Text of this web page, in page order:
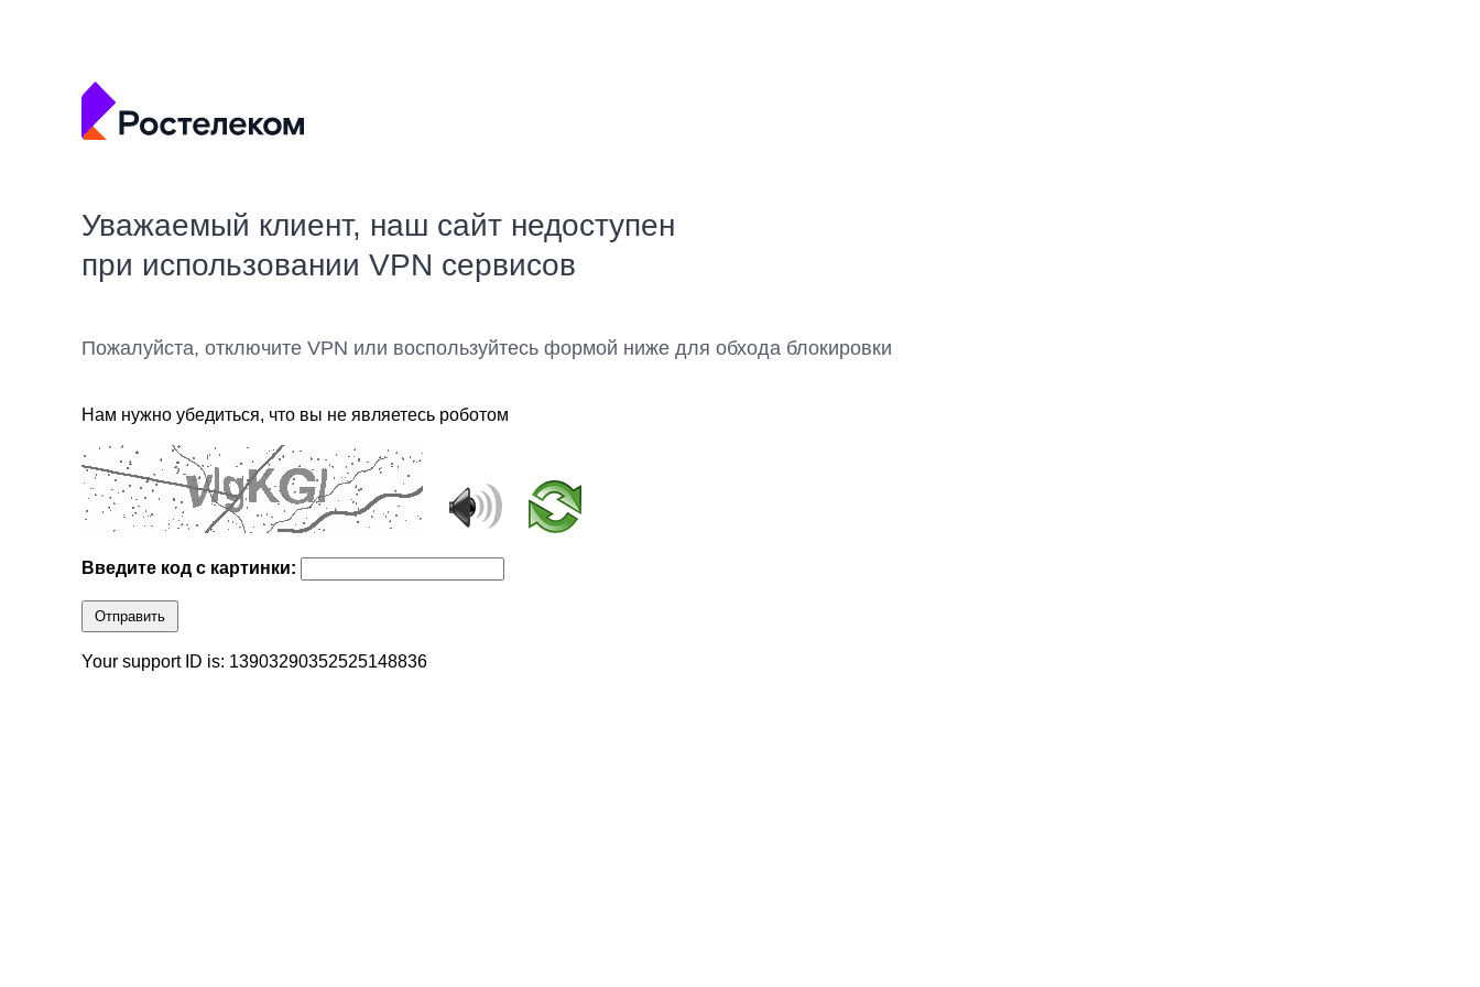
Уважаемый клиент, наш сайт недоступен
при использовании VPN сервисов
Пожалуйста, отключите VPN или воспользуйтесь формой ниже для обхода блокировки
Нам нужно убедиться, что вы не являетесь роботом
Введите код с картинки:
Отправить
Your support ID is: 13903290352525148836